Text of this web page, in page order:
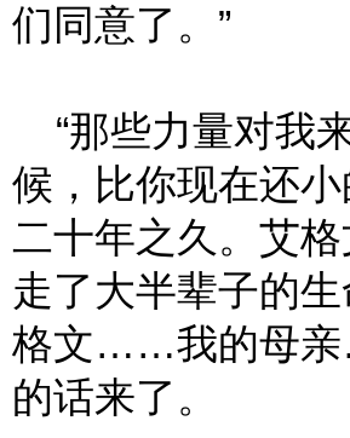
们同意了。”
“那些力量对我
候，比你现在还
二十年之久。艾
走了大半辈子的
格文……我的母亲
的话来了。